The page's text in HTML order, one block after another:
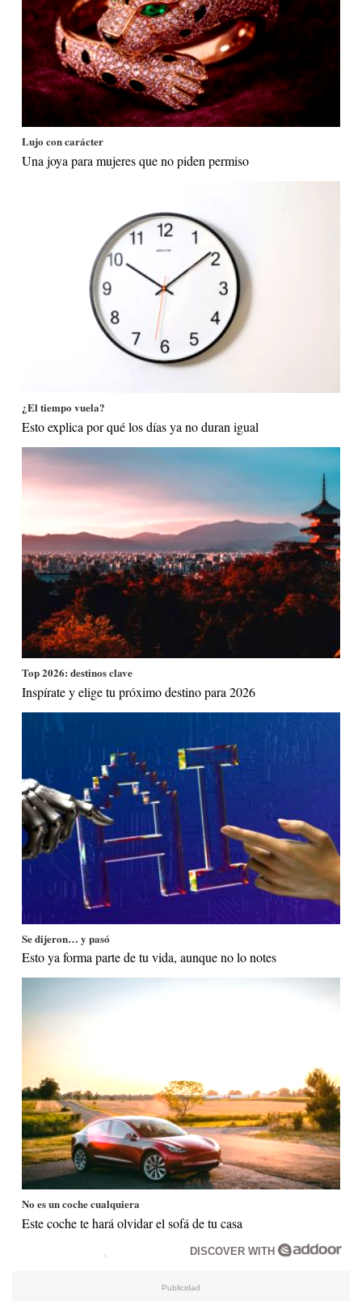
Lujo con carácter
Una joya para mujeres que no piden permiso
¿El tiempo vuela?
Esto explica por qué los días ya no duran igual
Top 2026: destinos clave
Inspírate y elige tu próximo destino para 2026
Se dijeron… y pasó
Esto ya forma parte de tu vida, aunque no lo notes
No es un coche cualquiera
Este coche te hará olvidar el sofá de tu casa
DISCOVER WITH